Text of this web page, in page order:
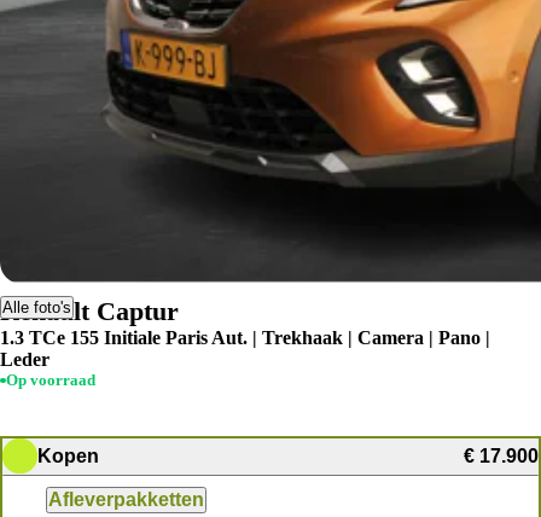
Alle foto's
Renault Captur
1.3 TCe 155 Initiale Paris Aut. | Trekhaak | Camera | Pano |
Leder
Op voorraad
Kopen € 17.900
Afleverpakketten